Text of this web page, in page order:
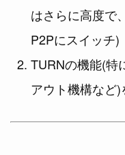
はさらに高度で
P2Pにスイッチ)
TURNの機能(特
アウト機構など